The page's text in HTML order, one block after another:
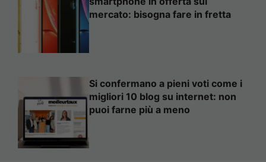
mercato: bisogna fare in fretta
Si confermano a pieni voti come i
migliori 10 blog su internet: non
puoi farne più a meno